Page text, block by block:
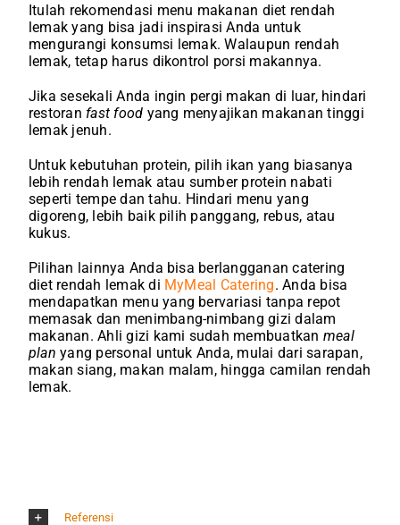
Itulah rekomendasi menu makanan diet rendah
lemak yang bisa jadi inspirasi Anda untuk
mengurangi konsumsi lemak. Walaupun rendah
lemak, tetap harus dikontrol porsi makannya.
Jika sesekali Anda ingin pergi makan di luar, hindari
restoran fast food yang menyajikan makanan tinggi
lemak jenuh.
Untuk kebutuhan protein, pilih ikan yang biasanya
lebih rendah lemak atau sumber protein nabati
seperti tempe dan tahu. Hindari menu yang
digoreng, lebih baik pilih panggang, rebus, atau
kukus.
Pilihan lainnya Anda bisa berlangganan catering
diet rendah lemak di MyMeal Catering. Anda bisa
mendapatkan menu yang bervariasi tanpa repot
memasak dan menimbang-nimbang gizi dalam
makanan. Ahli gizi kami sudah membuatkan meal
plan yang personal untuk Anda, mulai dari sarapan,
makan siang, makan malam, hingga camilan rendah
lemak.
Referensi